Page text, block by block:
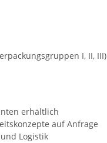
I, II, III)
erhältlich
auf Anfrage
Logistik